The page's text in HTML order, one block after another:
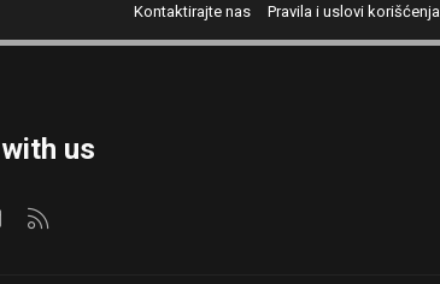
Kontaktirajte nas Pravila i uslovi korišćenja
us
Kontaktirajte nas